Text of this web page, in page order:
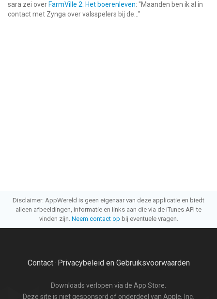
sara zei over FarmVille 2: Het boerenleven: "Maanden ben ik al in
contact met Zynga over valsspelers bij de... "
Disclaimer: AppWereld is geen eigenaar van deze applicatie en biedt
alleen afbeeldingen, informatie en links aan die via de iTunes API te
vinden zijn. Neem contact op bij eventuele vragen.
Contact· Privacybeleid en Gebruiksvoorwaarden
Downloads verlopen via de App Store.
Deze site is niet gesponsord of onderdeel van Apple, Inc.